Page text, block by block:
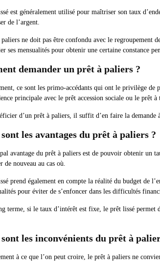
est généralement utilisé pour maîtriser son taux
de l’argent.
ne doit pas être confondu avec le regroupement
ses mensualités pour obtenir une certaine constance
demander un prêt à paliers ?
ce sont les primo-accédants qui ont le privilège de
principale avec le prêt accession sociale ou le prêt à
d’un prêt à paliers, il suffit d’en faire la demande
les avantages du prêt à paliers ?
avantage du prêt à paliers est de pouvoir obtenir un
de nouveau au cas où.
prend également en compte la réalité du budget de
pour éviter de s’enfoncer dans les difficultés
terme, si le taux d’intérêt est fixe, le prêt lissé permet
les inconvénients du prêt à
à ce que l’on peut croire, le prêt à paliers ne